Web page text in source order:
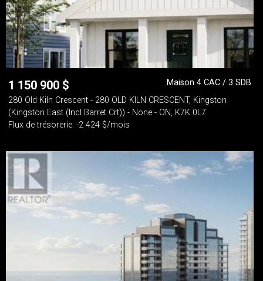
1 150 900 $
Maison 4 CAC / 3 SDB
280 Old Kiln Crescent - 280 OLD KILN CRESCENT, Kingston
(Kingston East (Incl Barret Crt)) - None - ON, K7K 0L7
Flux de trésorerie: -2 424 $/mois